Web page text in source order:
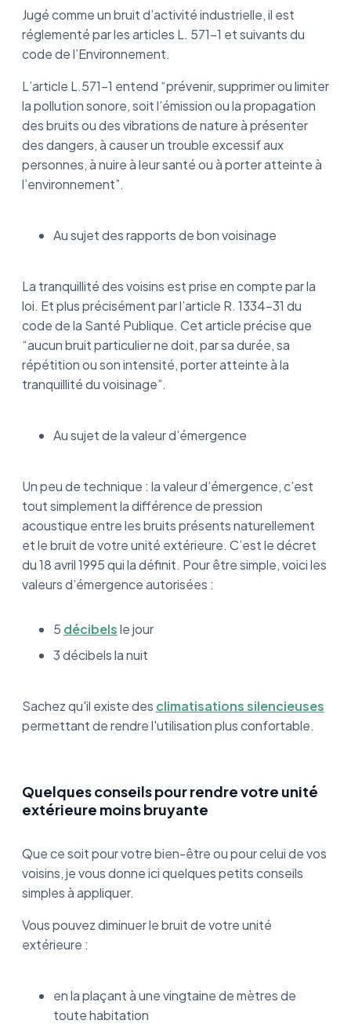
Jugé comme un bruit d’activité industrielle, il est
réglementé par les articles L. 571-1 et suivants du
code de l’Environnement.
L’article L.571-1 entend “prévenir, supprimer ou limiter
la pollution sonore, soit l’émission ou la propagation
des bruits ou des vibrations de nature à présenter
des dangers, à causer un trouble excessif aux
personnes, à nuire à leur santé ou à porter atteinte à
l’environnement”.
Au sujet des rapports de bon voisinage
La tranquillité des voisins est prise en compte par la
loi. Et plus précisément par l’article R. 1334-31 du
code de la Santé Publique. Cet article précise que
“aucun bruit particulier ne doit, par sa durée, sa
répétition ou son intensité, porter atteinte à la
tranquillité du voisinage”.
Au sujet de la valeur d’émergence
Un peu de technique : la valeur d’émergence, c’est
tout simplement la différence de pression
acoustique entre les bruits présents naturellement
et le bruit de votre unité extérieure. C’est le décret
du 18 avril 1995 qui la définit. Pour être simple, voici les
valeurs d’émergence autorisées :
5 décibelsle jour
3 décibels la nuit
Sachez qu'il existe des climatisations silencieuses
permettant de rendre l'utilisation plus confortable.
Quelques conseils pour rendre votre unité
extérieure moins bruyante
Que ce soit pour votre bien-être ou pour celui de vos
voisins, je vous donne ici quelques petits conseils
simples à appliquer.
Vous pouvez diminuer le bruit de votre unité
extérieure :
en la plaçant à une vingtaine de mètres de
toute habitation